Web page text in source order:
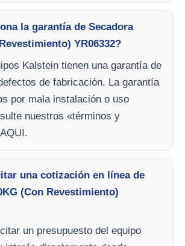
la garantía de Secadora
YR06332?
Kalstein tienen una garantía de
de fabricación. La garantía
por mala instalación o uso
nuestros «términos y
una cotización en línea de
(Con Revestimiento)
un presupuesto del equipo